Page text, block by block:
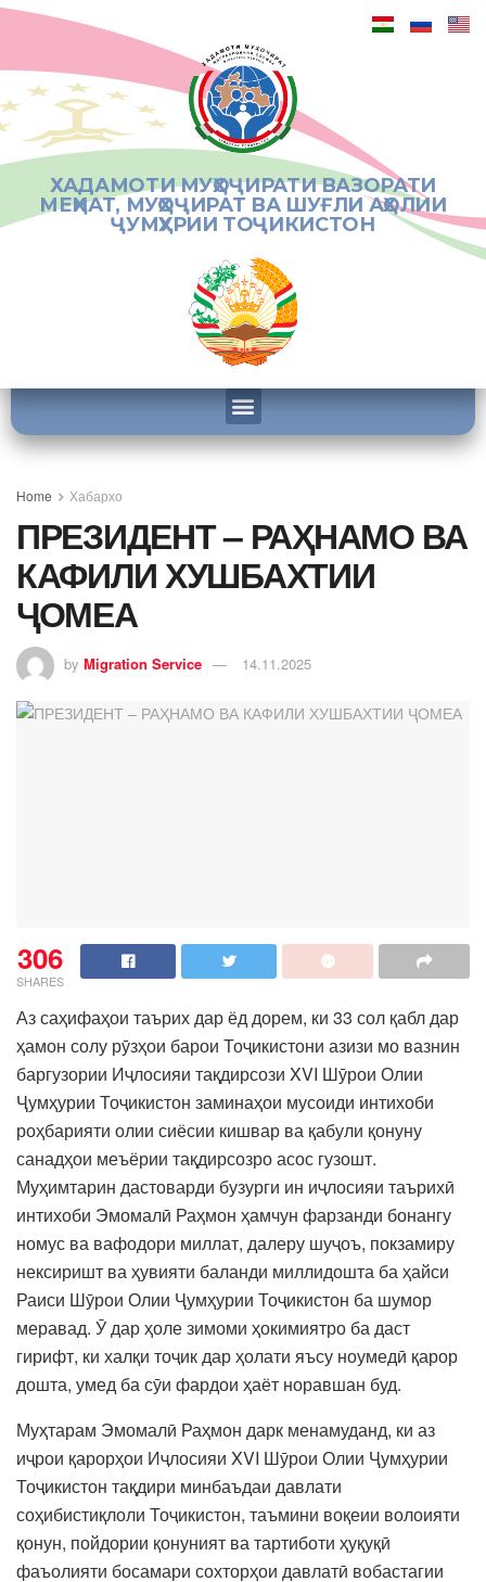
ХАДАМОТИ МУҲОҶИРАТИ ВАЗОРАТИ
МЕҲНАТ, МУҲОҶИРАТ ВА ШУҒЛИ АҲОЛИИ
ҶУМҲУРИИ ТОҶИКИСТОН
Home Хабархо
ПРЕЗИДЕНТ – РАҲНАМО ВА
КАФИЛИ ХУШБАХТИИ
ҶОМЕА
by Migration Service 14.11.2025
306
SHARES
Аз саҳифаҳои таърих дар ёд дорем, ки 33 сол қабл дар
ҳамон солу рӯзҳои барои Тоҷикистони азизи мо вазнин
баргузории Иҷлосияи тақдирсози XVI Шӯрои Олии
Ҷумҳурии Тоҷикистон заминаҳои мусоиди интихоби
роҳбарияти олии сиёсии кишвар ва қабули қонуну
санадҳои меъёрии тақдирсозро асос гузошт.
Муҳимтарин дастоварди бузурги ин иҷлосияи таърихӣ
интихоби Эмомалӣ Раҳмон ҳамчун фарзанди бонангу
номус ва вафодори миллат, далеру шуҷоъ, покзамиру
нексиришт ва ҳувияти баланди миллидошта ба ҳайси
Раиси Шӯрои Олии Ҷумҳурии Тоҷикистон ба шумор
меравад. Ӯ дар ҳоле зимоми ҳокимиятро ба даст
гирифт, ки халқи тоҷик дар ҳолати яъсу ноумедӣ қарор
дошта, умед ба сӯи фардои ҳаёт норавшан буд.
Муҳтарам Эмомалӣ Раҳмон дарк менамуданд, ки аз
иҷрои қарорҳои Иҷлосияи XVI Шӯрои Олии Ҷумҳурии
Тоҷикистон тақдири минбаъдаи давлати
соҳибистиқлоли Тоҷикистон, таъмини воқеии волоияти
қонун, пойдории қонуният ва тартиботи ҳуқуқӣ
фаъолияти босамари сохторҳои давлатӣ вобастагии